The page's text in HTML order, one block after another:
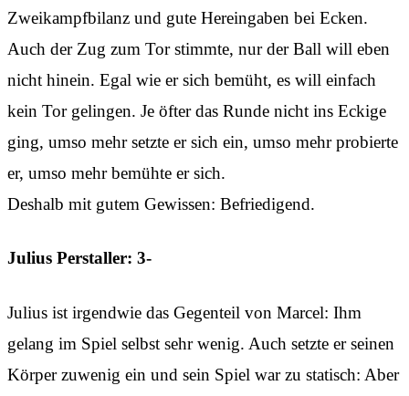
Zweikampfbilanz und gute Hereingaben bei Ecken.
Auch der Zug zum Tor stimmte, nur der Ball will eben
nicht hinein. Egal wie er sich bemüht, es will einfach
kein Tor gelingen. Je öfter das Runde nicht ins Eckige
ging, umso mehr setzte er sich ein, umso mehr probierte
er, umso mehr bemühte er sich.
Deshalb mit gutem Gewissen: Befriedigend.
Julius Perstaller: 3-
Julius ist irgendwie das Gegenteil von Marcel: Ihm
gelang im Spiel selbst sehr wenig. Auch setzte er seinen
Körper zuwenig ein und sein Spiel war zu statisch: Aber